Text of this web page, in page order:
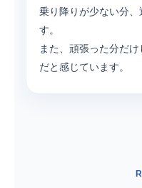
乗り降りが少ない分
す。
また、頑張った分だ
だと感じています。